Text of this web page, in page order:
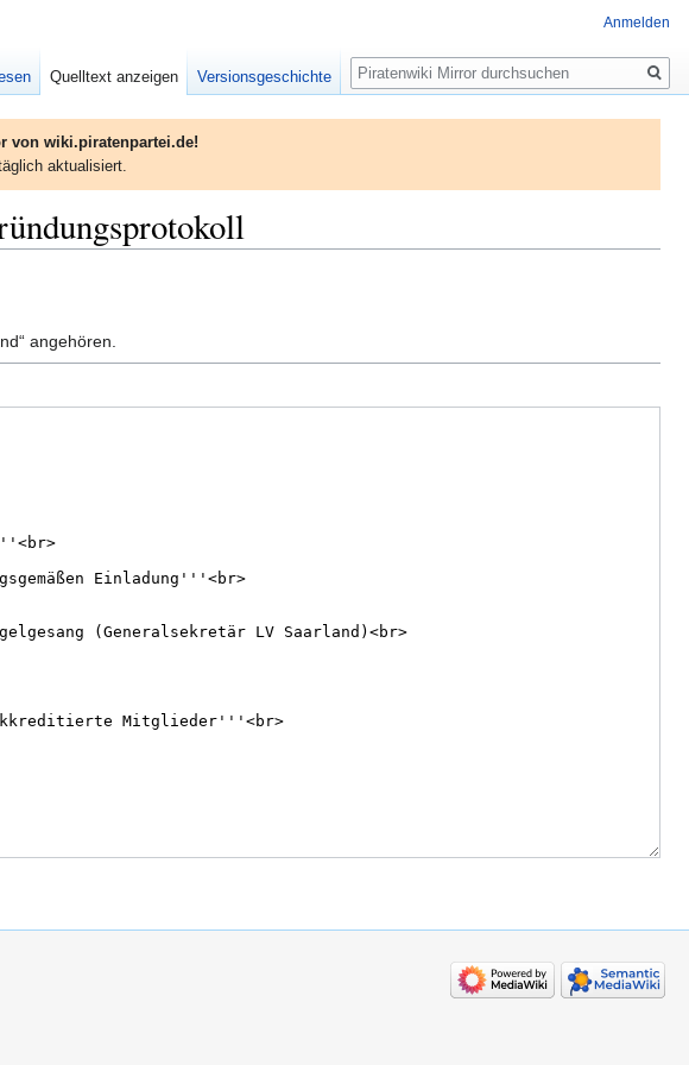
von wiki.piratenpartei.de!
aktualisiert.
angehören.
Anmelden
Quelltext anzeigen Versionsgeschichte
Suche